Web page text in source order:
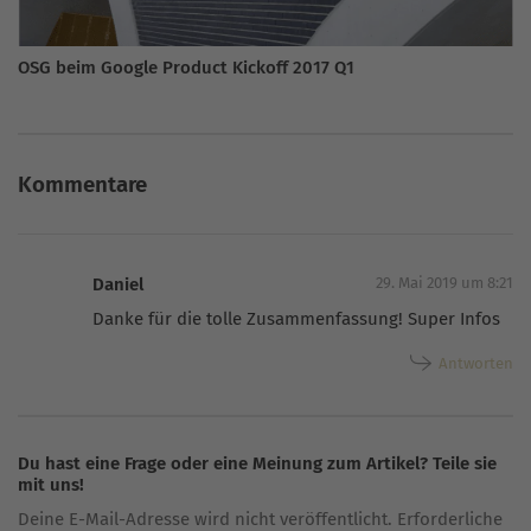
OSG beim Google Product Kickoff 2017 Q1
Kommentare
Daniel 29. Mai 2019 um 8:21
Danke für die tolle Zusammenfassung! Super Infos
Antworten
Du hast eine Frage oder eine Meinung zum Artikel? Teile sie
mit uns!
Deine E-Mail-Adresse wird nicht veröffentlicht. Erforderliche